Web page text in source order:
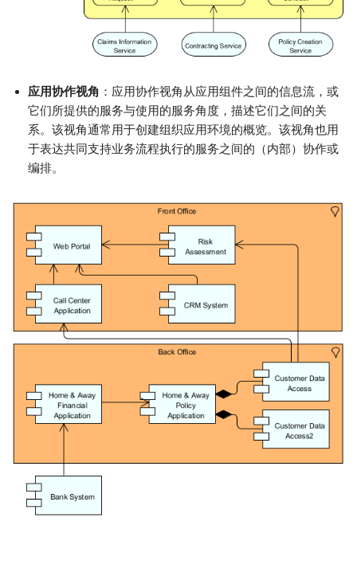
应用协作视角 ：应用协作视角从应用组件之间的信息流，或
它们所提供的服务与使用的服务角度，描述它们之间的关
系。该视角通常用于创建组织应用环境的概览。该视角也用
于表达共同支持业务流程执行的服务之间的（内部）协作或
编排。